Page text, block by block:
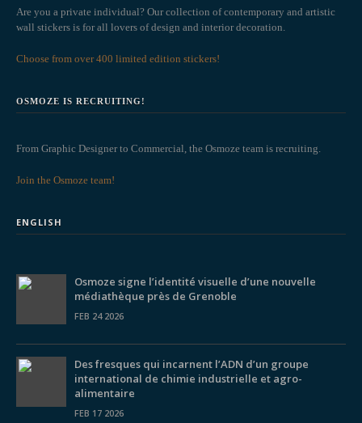
Are you a private individual? Our collection of contemporary and artistic
wall stickers is for all lovers of design and interior decoration.
Choose from over 400 limited edition stickers!
OSMOZE IS RECRUITING!
From Graphic Designer to Commercial, the Osmoze team is recruiting.
Join the Osmoze team!
ENGLISH
Osmoze signe l’identité visuelle d’une nouvelle
médiathèque près de Grenoble
FEB 24 2026
Des fresques qui incarnent l’ADN d’un groupe
international de chimie industrielle et agro-
alimentaire
FEB 17 2026